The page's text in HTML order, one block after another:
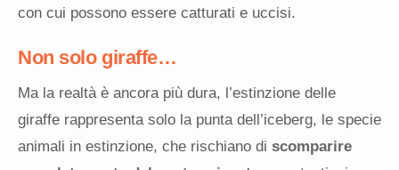
con cui possono essere catturati e uccisi.
Non solo giraffe…
Ma la realtà è ancora più dura, l’estinzione delle
giraffe rappresenta solo la punta dell’iceberg, le specie
animali in estinzione, che rischiano di scomparire